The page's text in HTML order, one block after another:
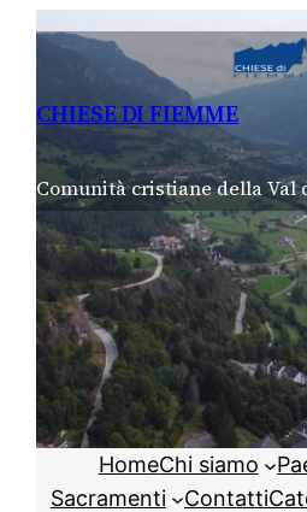
CHIESE DI FIEMME
Comunità cristiane della Val
HomeChi siamo
Sacramenti
Contatti